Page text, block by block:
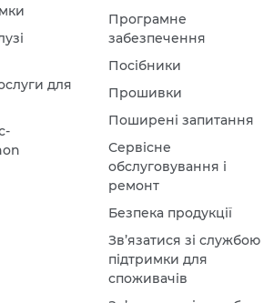
для
Програмне
забезпечення
Посібники
Прошивки
Поширені запитання
Сервісне
обслуговування і
ремонт
Безпека продукції
Зв’язатися зі службою
підтримки для
споживачів